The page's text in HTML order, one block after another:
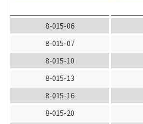
8-015-06
8-015-07
8-015-10
8-015-13
8-015-16
8-015-20